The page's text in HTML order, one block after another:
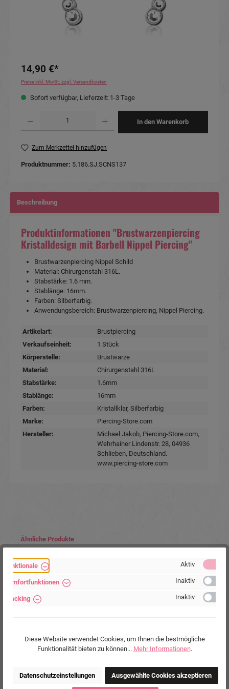
14,90 €*
Preise inkl. MwSt. zzgl. Versandkosten
Sofort verfügbar, Lieferzeit: 1-3 Tage
In den Warenkorb
Zum Merkzettel hinzufügen
Produktnummer: 5.186.SJ.SCNS137
Beschreibung
Produktinformationen "Brustwarzenpiercing
Kristalldesign mit Barbell Nippel Piercing"
Brustwarzenpiercing Nippel Schild
Material: Chirurgenstahl 316L.
Stabstärke: 1.6 mm.
Stablänge: 16mm.
Farben: Silberfarbig.
Anwendungsbereich: Brustwarzenpiercing, Nippel Piercing.
Artikelart:
Brustpiercing
Verkaufseinheit:
1 Stück
Körperstelle:
Brustwarze
Material:
Chirurgenstahl 316L
Stabstärke:
1.6mm
Stablänge:
16mm
Farben:
Kristallklar, Silberfarbig
Marke:
Piercing-Store.com
Hersteller:
Michael Jakob, Piercing-Store.com,
Wehrhainer Lindenstr. 28, 04936
Schlieben, Deutschland.
www.piercing-store.com
Produktgalerie überspringen
Ähnliche Produkte
Brustwarzenpiercing aus PMFK Motiv aus Silber
Kristalle weiß Barbell Nippel Piercing Hantel
Funktionale Aktiv
Komfortfunktionen Inaktiv
Tracking Inaktiv
Diese Website verwendet Cookies, um Ihnen die bestmögliche
Funktionalität bieten zu können... Mehr Informationen.
Datenschutzeinstellungen Ausgewählte Cookies akzeptieren